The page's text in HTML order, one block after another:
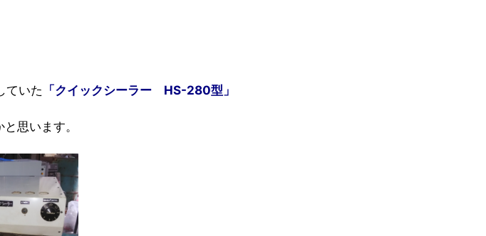
ていた 「クイックシーラー HS-280型」
思います。